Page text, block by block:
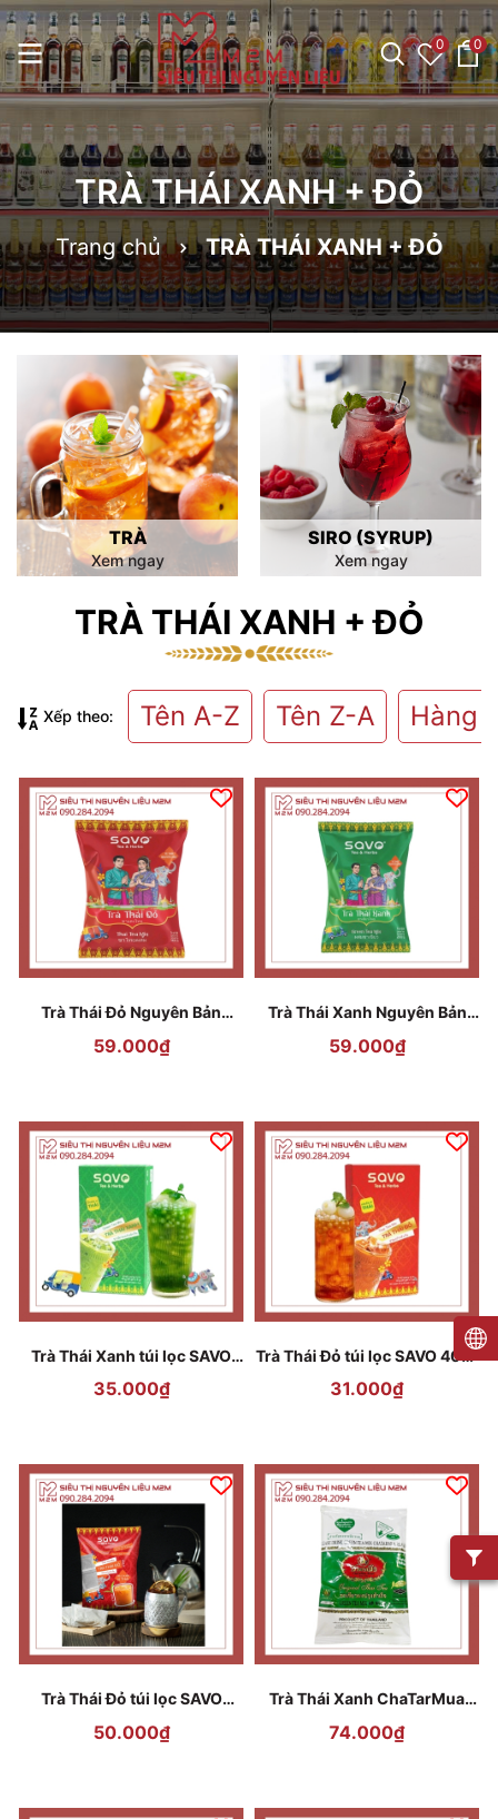
0 0
TRÀ THÁI XANH + ĐỎ
Trang chủ TRÀ THÁI XANH + ĐỎ
TRÀ
Xem ngay
SIRO (SYRUP)
Xem ngay
TRÀ THÁI XANH + ĐỎ
Xếp theo: Tên A-Z Tên Z-A Hàng
Trà Thái Đỏ Nguyên Bản
59.000₫
Trà Thái Xanh Nguyên Bản
59.000₫
Trà Thái Xanh túi lọc SAVO
35.000₫
Trà Thái Đỏ túi lọc SAVO 40gr
31.000₫
Trà Thái Đỏ túi lọc SAVO
50.000₫
Trà Thái Xanh ChaTarMua
74.000₫